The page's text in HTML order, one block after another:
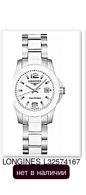
LONGINES L32574167
нет в наличии